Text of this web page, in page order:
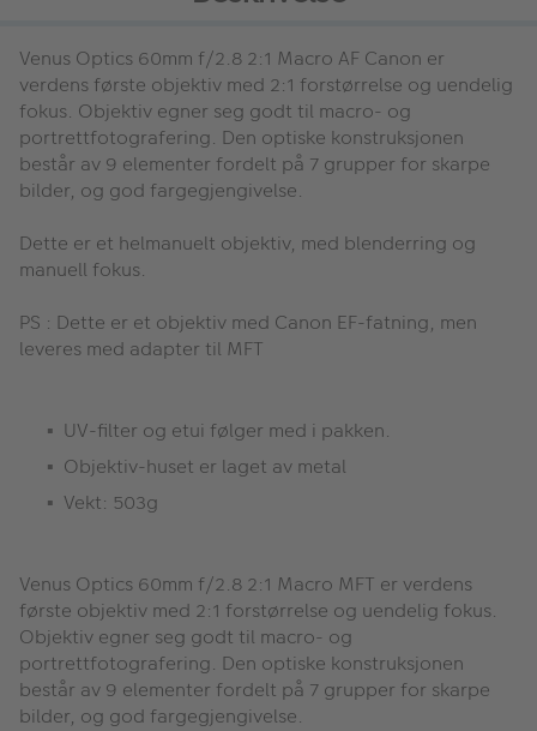
Venus Optics 60mm f/2.8 2:1 Macro AF Canon er
verdens første objektiv med 2:1 forstørrelse og uendelig
fokus. Objektiv egner seg godt til macro- og
portrettfotografering. Den optiske konstruksjonen
består av 9 elementer fordelt på 7 grupper for skarpe
bilder, og god fargegjengivelse.
Dette er et helmanuelt objektiv, med blenderring og
manuell fokus.
PS : Dette er et objektiv med Canon EF-fatning, men
leveres med adapter til MFT
UV-filter og etui følger med i pakken.
Objektiv-huset er laget av metal
Vekt: 503g
Venus Optics 60mm f/2.8 2:1 Macro MFT er verdens
første objektiv med 2:1 forstørrelse og uendelig fokus.
Objektiv egner seg godt til macro- og
portrettfotografering. Den optiske konstruksjonen
består av 9 elementer fordelt på 7 grupper for skarpe
bilder, og god fargegjengivelse.